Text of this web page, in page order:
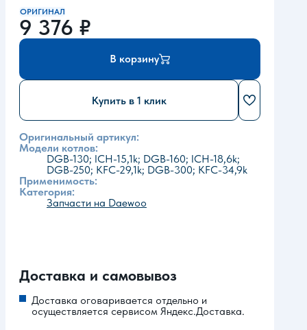
ОРИГИНАЛ
9 376 ₽
В корзину
Купить в 1 клик
Оригинальный артикул:
Модели котлов:
DGB-130; ICH-15,1k; DGB-160; ICH-18,6k;
DGB-250; KFC-29,1k; DGB-300; KFC-34,9k
Применимость:
Категория:
Запчасти на Daewoo
Доставка и самовывоз
Доставка оговаривается отдельно и
осуществляется сервисом Яндекс.Доставка.